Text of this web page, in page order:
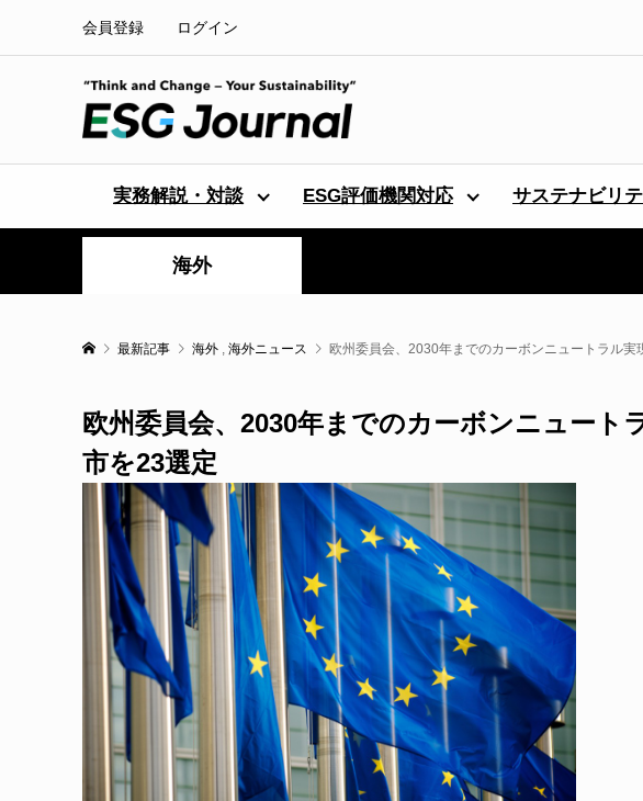
会員登録 ログイン
実務解説・対談 ESG評価機関対応 サステナビリ
海外
最新記事 海外 , 海外ニュース 欧州委員会、2030年までのカーボンニュートラル実
欧州委員会、2030年までのカーボンニュート
市を23選定